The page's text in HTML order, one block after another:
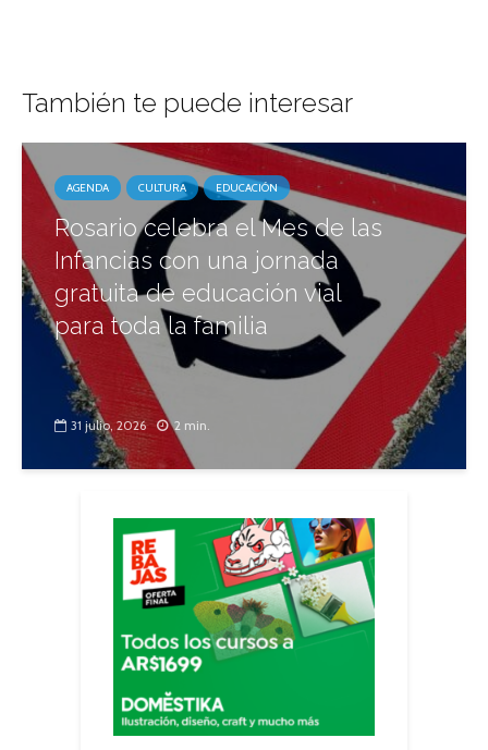
También te puede interesar
AGENDA CULTURA EDUCACIÓN
Rosario celebra el Mes de las
Infancias con una jornada
gratuita de educación vial
para toda la familia
31 julio, 2026 2 min.